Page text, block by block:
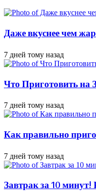
Даже вкуснее чем
7 дней тому назад
Что Приготовить на
7 дней тому назад
Как правильно
7 дней тому назад
Завтрак за 10